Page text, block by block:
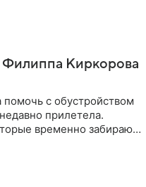
Филиппа Киркорова
с обустройством
прилетела.
временно забирают